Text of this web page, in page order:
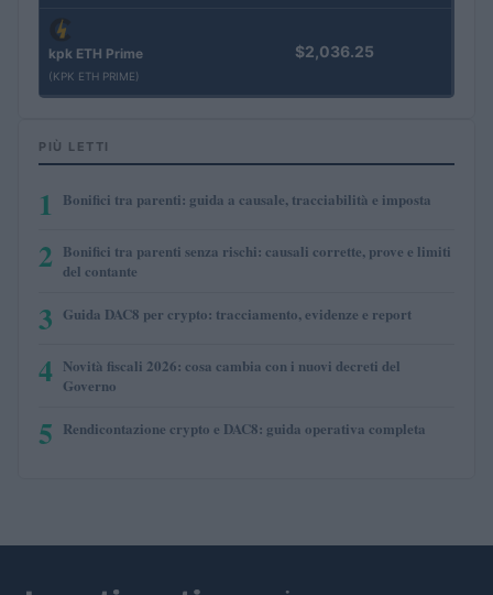
kpk ETH Prime
(KPK ETH PRIME)
$2,036.25
PIÙ LETTI
1 Bonifici tra parenti: guida a causale, tracciabilità e imposta
2 Bonifici tra parenti senza rischi: causali corrette, prove e limiti
del contante
3 Guida DAC8 per crypto: tracciamento, evidenze e report
4 Novità fiscali 2026: cosa cambia con i nuovi decreti del
Governo
5 Rendicontazione crypto e DAC8: guida operativa completa